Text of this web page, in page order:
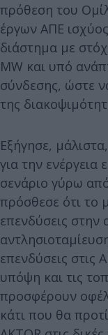
πρόθεση του
έργων ΑΠΕ
διάστημα με
MW και υπό
σύνδεσης, ώστε
της
Εξήγησε,
για την
σενάριο γύρω
πρόσθεσε ότι το
επενδύσεις στην
επενδύσεις
υπόψη και τις
προσφέρουν
κάτι που θα